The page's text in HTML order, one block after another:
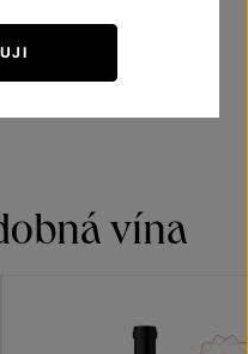
podávání 16–18 °C
vína